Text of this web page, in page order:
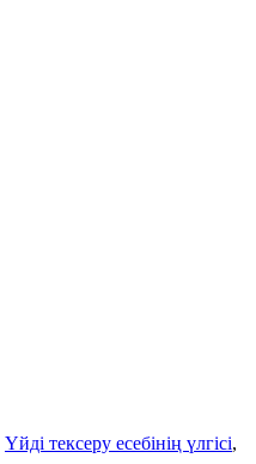
Үйді тексеру есебінің үлгісі,